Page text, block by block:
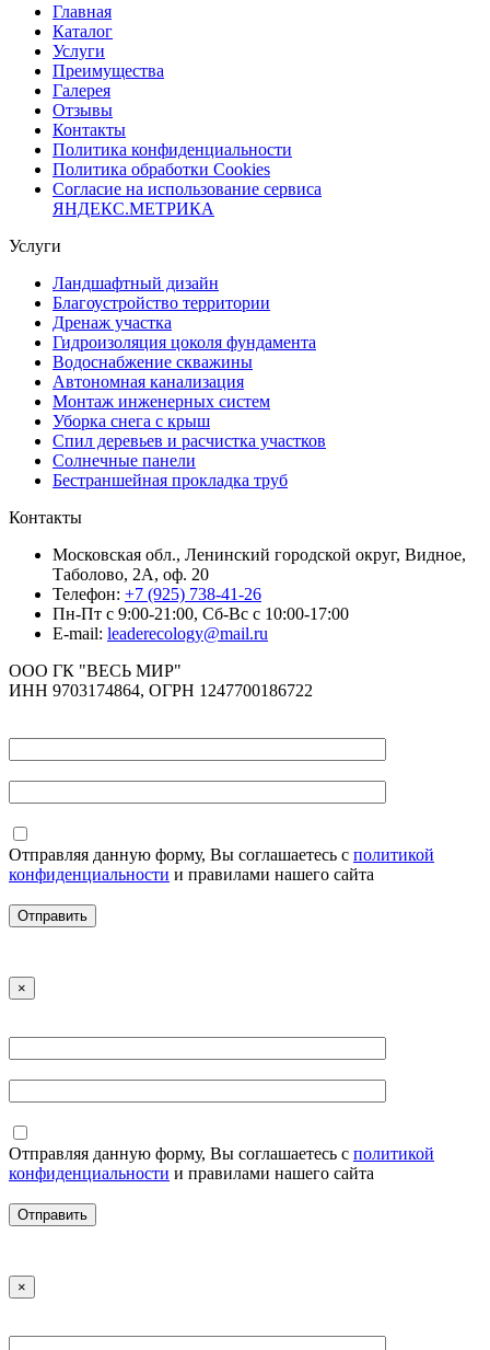
Главная
Каталог
Услуги
Преимущества
Галерея
Отзывы
Контакты
Политика конфиденциальности
Политика обработки Cookies
Согласие на использование сервиса
ЯНДЕКС.МЕТРИКА
Услуги
Ландшафтный дизайн
Благоустройство территории
Дренаж участка
Гидроизоляция цоколя фундамента
Водоснабжение скважины
Автономная канализация
Монтаж инженерных систем
Уборка снега с крыш
Спил деревьев и расчистка участков
Солнечные панели
Бестраншейная прокладка труб
Контакты
Московская обл., Ленинский городской округ, Видное,
Таболово, 2А, оф. 20
Телефон: +7 (925) 738-41-26
Пн-Пт с 9:00-21:00, Сб-Вс с 10:00-17:00
E-mail: leaderecology@mail.ru
ООО ГК "ВЕСЬ МИР"
ИНН 9703174864, ОГРН 1247700186722
Отправляя данную форму, Вы соглашаетесь с политикой
конфиденциальности и правилами нашего сайта
×
Отправляя данную форму, Вы соглашаетесь с политикой
конфиденциальности и правилами нашего сайта
×